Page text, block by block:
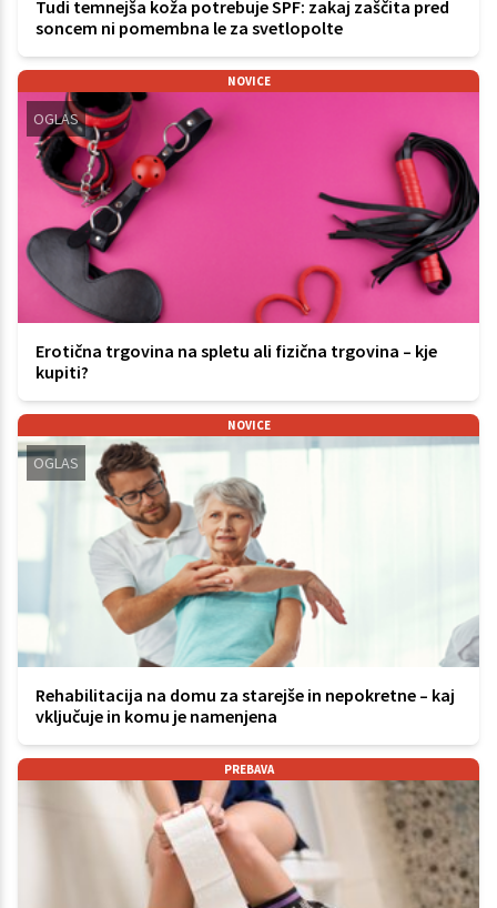
Tudi temnejša koža potrebuje SPF: zakaj zaščita pred
soncem ni pomembna le za svetlopolte
NOVICE
OGLAS
Erotična trgovina na spletu ali fizična trgovina – kje
kupiti?
NOVICE
OGLAS
Rehabilitacija na domu za starejše in nepokretne – kaj
vključuje in komu je namenjena
PREBAVA